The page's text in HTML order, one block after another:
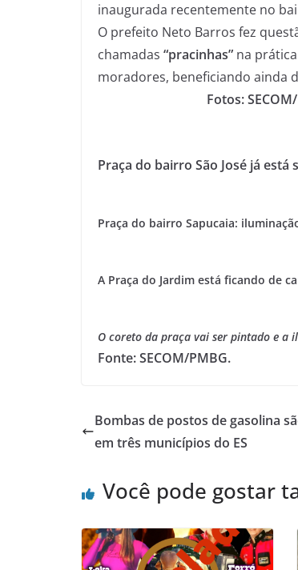
inaugurada recentemente no
O prefeito Neto Barros fez
chamadas “pracinhas” na
moradores, beneficiando ainda
Fotos: SECOM/
Praça do bairro São José já está
Praça do bairro Sapucaia:
A Praça do Jardim está ficando de
O coreto da praça vai ser pintado e a
Fonte: SECOM/PMBG.
Bombas de postos de gasolina
em três municípios do ES
Você pode gostar